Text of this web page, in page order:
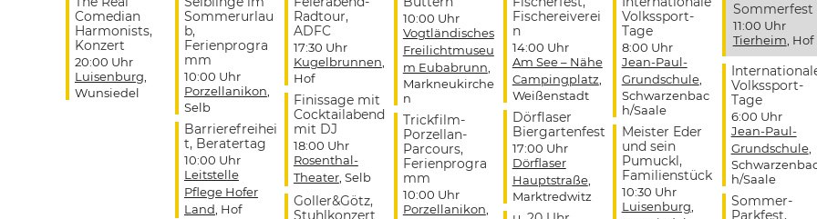
Comedian
Harmonists,
Konzert
20:00 Uhr
Luisenburg
Wunsiedel
Sommerurlau
b,
Ferienprogra
mm
10:00 Uhr
Porzellanikon
Selb
Barrierefreihei
t, Beratertag
10:00 Uhr
Leitstelle
Pflege Hofer
Land , Hof
Radtour,
ADFC
17:30 Uhr
Kugelbrunnen
Hof
Finissage mit
Cocktailabend
mit DJ
18:00 Uhr
Rosenthal-
Theater, Selb
Goller&Götz,
Stuhlkonzert
10:00 Uhr
Vogtländisches
Freilichtmuseu
m Eubabrunn
Markneukirche
n
Trickfilm-
Porzellan-
Parcours,
Ferienprogra
mm
10:00 Uhr
Porzellanikon
Fischereiverei
n
14:00 Uhr
Am See – Nähe
Campingplatz
Weißenstadt
Dörflaser
Biergartenfest
17:00 Uhr
Dörflaser
Hauptstraße,
Marktredwitz
Volkssport-
Tage
8:00 Uhr
Jean-Paul-
Grundschule,
Schwarzenbac
h/Saale
Meister Eder
und sein
Pumuckl,
Familienstück
10:30 Uhr
Luisenburg
Sommerfest
11:00 Uhr
Tierheim , Hof
Volkssport-
Tage
6:00 Uhr
Jean-Paul-
Grundschule,
h/Saale
Sommer-
Parkfest,